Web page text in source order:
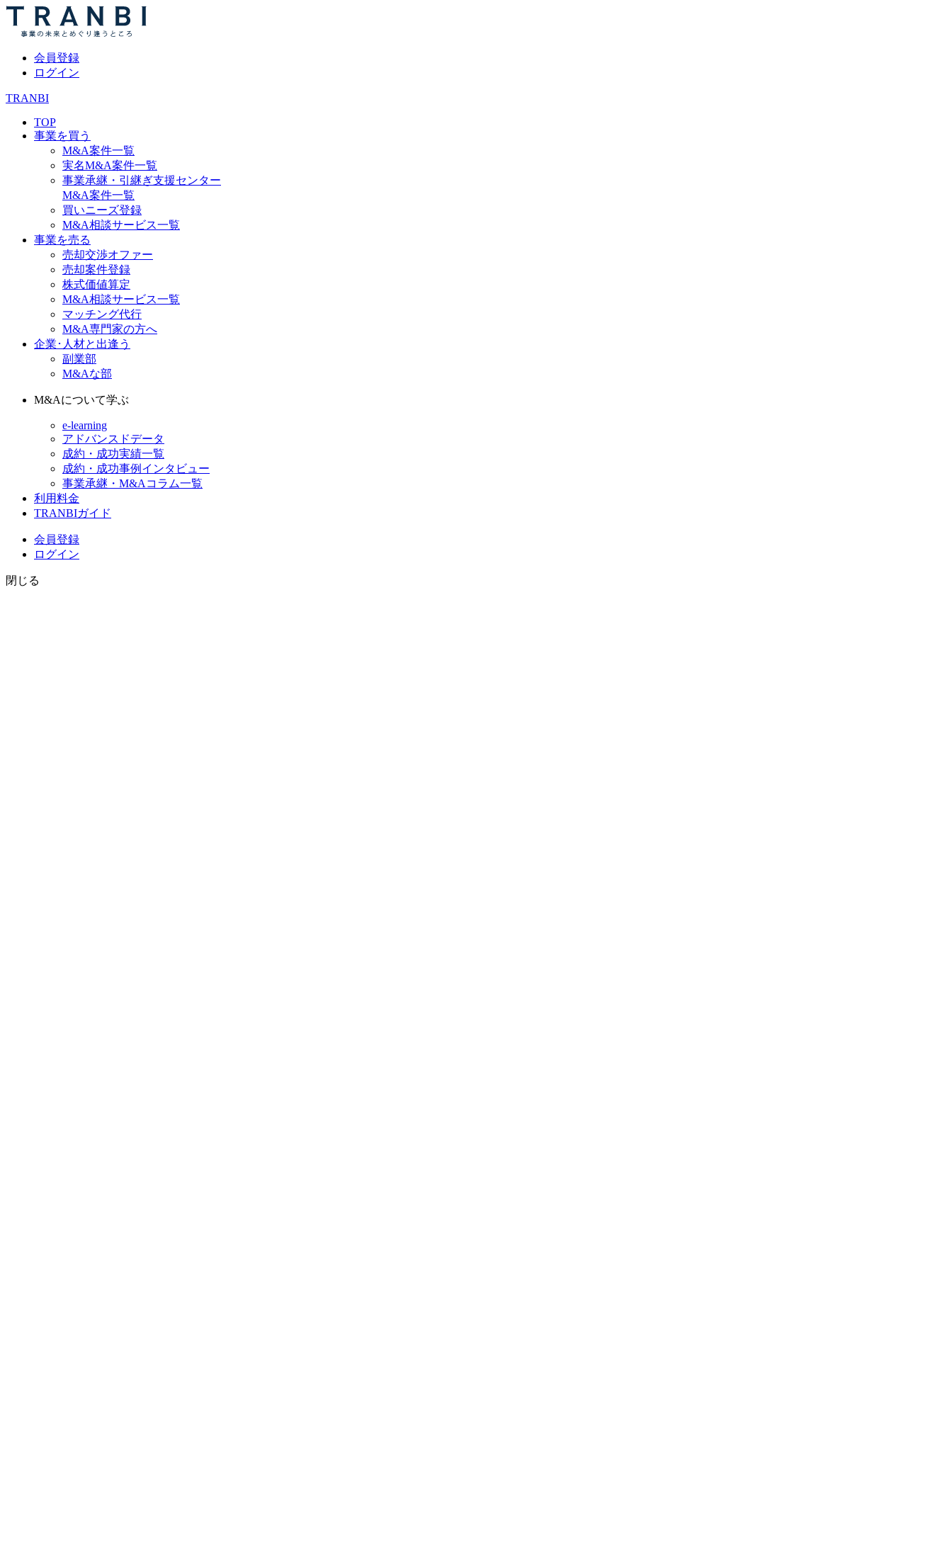
会員登録
ログイン
TRANBI
TOP
事業を買う
M&A案件一覧
実名M&A案件一覧
事業承継・引継ぎ支援センター
M&A案件一覧
買いニーズ登録
M&A相談サービス一覧
事業を売る
売却交渉オファー
売却案件登録
株式価値算定
M&A相談サービス一覧
マッチング代行
M&A専門家の方へ
企業･人材と出逢う
副業部
M&Aな部
M&Aについて学ぶ
e-learning
アドバンスドデータ
成約・成功実績一覧
成約・成功事例インタビュー
事業承継・M&Aコラム一覧
利用料金
TRANBIガイド
会員登録
ログイン
閉じる